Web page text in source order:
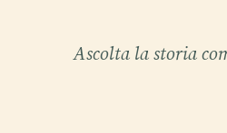
Ascolta la storia